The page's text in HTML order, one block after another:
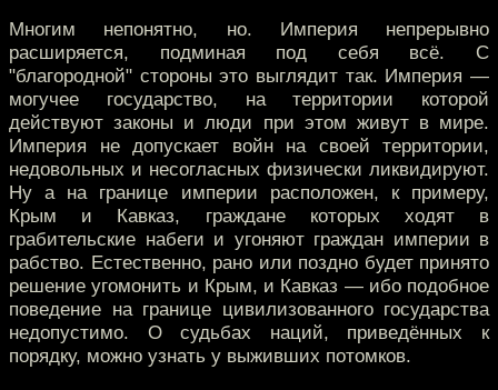
Многим непонятно, но. Империя непрерывно
расширяется, подминая под себя всё. С
"благородной" стороны это выглядит так. Империя —
могучее государство, на территории которой
действуют законы и люди при этом живут в мире.
Империя не допускает войн на своей территории,
недовольных и несогласных физически ликвидируют.
Ну а на границе империи расположен, к примеру,
Крым и Кавказ, граждане которых ходят в
грабительские набеги и угоняют граждан империи в
рабство. Естественно, рано или поздно будет принято
решение угомонить и Крым, и Кавказ — ибо подобное
поведение на границе цивилизованного государства
недопустимо. О судьбах наций, приведённых к
порядку, можно узнать у выживших потомков.